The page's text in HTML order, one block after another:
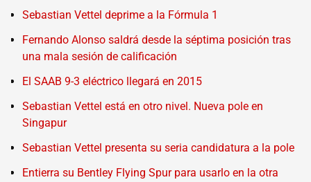
Sebastian Vettel deprime a la Fórmula 1
Fernando Alonso saldrá desde la séptima posición tras
una mala sesión de calificación
El SAAB 9-3 eléctrico llegará en 2015
Sebastian Vettel está en otro nivel. Nueva pole en
Singapur
Sebastian Vettel presenta su seria candidatura a la pole
Entierra su Bentley Flying Spur para usarlo en la otra